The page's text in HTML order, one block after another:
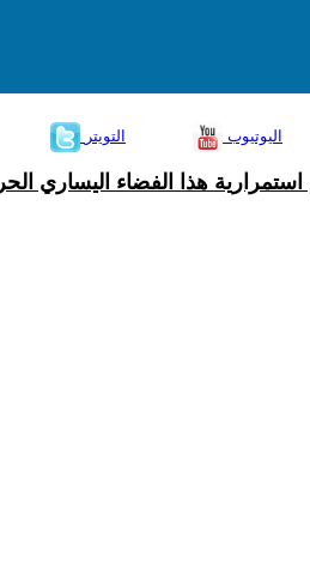
التويتر اليوتيوب
هذا الفضاء اليساري الحر